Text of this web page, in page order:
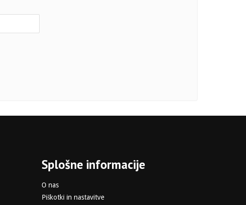
Splošne informacije
O nas
Piškotki in nastavitve